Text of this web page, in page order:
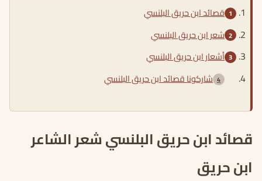
قصائد ابن حريق البلنسي
شعر ابن حريق البلنسي
أشعار ابن حريق البلنسي
شاركونا قصائد ابن حريق البلنسي
قصائد ابن حريق البلنسي شعر الشاعر
ابن حريق